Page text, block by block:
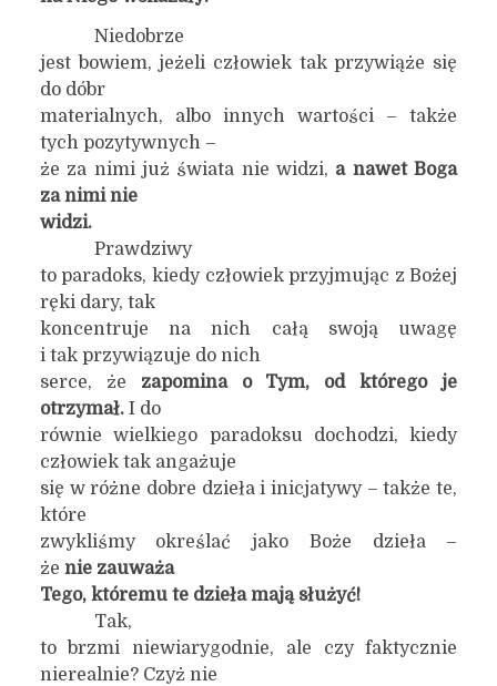
Niedobrze
jest bowiem, jeżeli człowiek tak przywiąże się
do dóbr
materialnych, albo innych wartości – także
tych pozytywnych –
że za nimi już świata nie widzi, a nawet Boga
za nimi nie
widzi.
Prawdziwy
to paradoks, kiedy człowiek przyjmując z Bożej
ręki dary, tak
koncentruje na nich całą swoją uwagę
i tak przywiązuje do nich
serce, że zapomina o Tym, od którego je
otrzymał.I do
równie wielkiego paradoksu dochodzi, kiedy
człowiek tak angażuje
się w różne dobre dzieła i inicjatywy – także te,
które
zwykliśmy określać jako Boże dzieła –
że nie zauważa
Tego, któremu te dzieła mają służyć!
Tak,
to brzmi niewiarygodnie, ale czy faktycznie
nierealnie? Czyż nie